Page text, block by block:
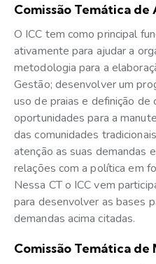
Comissão Temática
O ICC tem como principal
ativamente para ajudar a
metodologia para a
Gestão; desenvolver um
uso de praias e definição de
oportunidades para a
das comunidades
atenção as suas demandas
relações com a política em
Nessa CT o ICC vem
para desenvolver as bases
demandas acima citadas.
Comissão Temática de